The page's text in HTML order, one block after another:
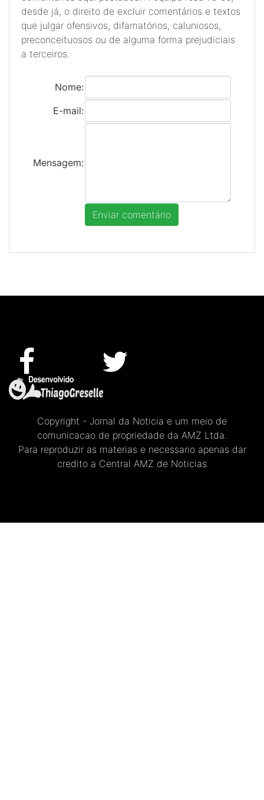
desde já, o direito de excluir comentários e textos
que julgar ofensivos, difamatórios, caluniosos,
preconceituosos ou de alguma forma prejudiciais
a terceiros.
Nome:
E-mail:
Mensagem:
Copyright - Jornal da Noticia e um meio de
comunicacao de propriedade da AMZ Ltda.
Para reproduzir as materias e necessario apenas dar
credito a Central AMZ de Noticias